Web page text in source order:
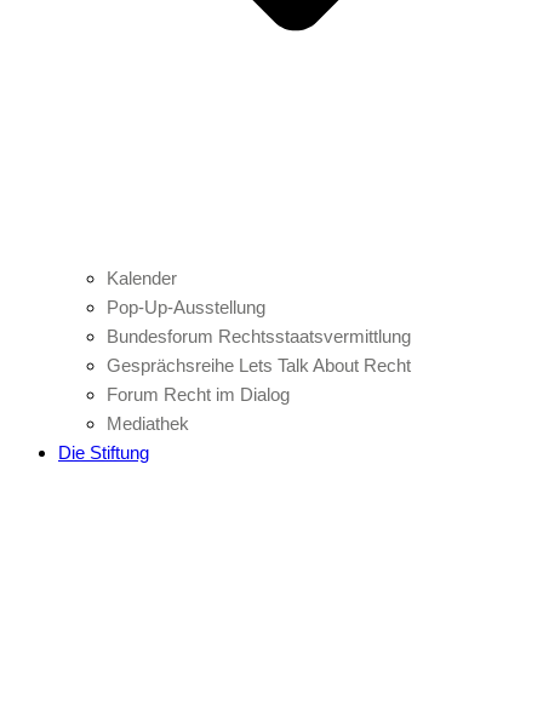
Kalender
Pop-Up-Ausstellung
Bundesforum Rechtsstaatsvermittlung
Gesprächsreihe Lets Talk About Recht
Forum Recht im Dialog
Mediathek
Die Stiftung